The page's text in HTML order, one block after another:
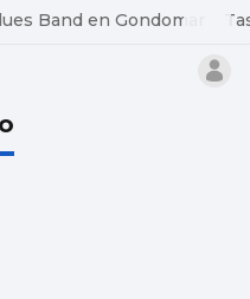
Band en Gondomar